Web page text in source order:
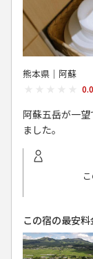
熊本県│阿蘇
阿蘇五岳が一
ました。
この宿の最安